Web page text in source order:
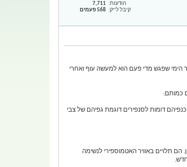
הודעות
7,711
קיבל לייק
568 פעמים
הימי שפגש מדי פעם הוא למעשה עוף ואחרי
כמותם:
דומות לסנפירים דוגמת גפיהם של צבי
הם תלויים באוויר האטמוספירי לנשימה